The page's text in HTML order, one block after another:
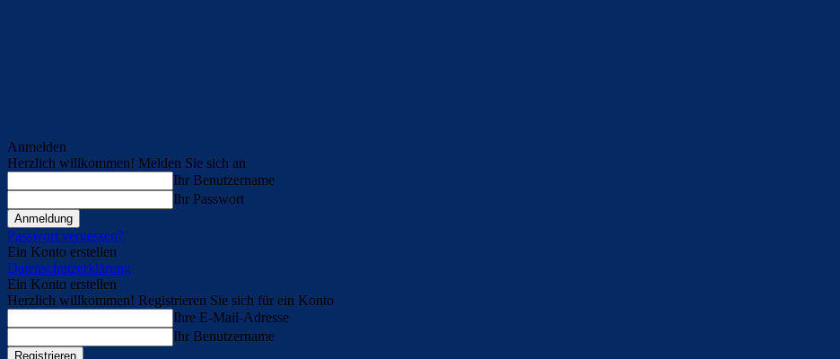
Anmelden
Herzlich willkommen! Melden Sie sich an
Ihr Benutzername
Ihr Passwort
Passwort vergessen?
Ein Konto erstellen
Datenschutzerklärung
Ein Konto erstellen
Herzlich willkommen! Registrieren Sie sich für ein Konto
Ihre E-Mail-Adresse
Ihr Benutzername